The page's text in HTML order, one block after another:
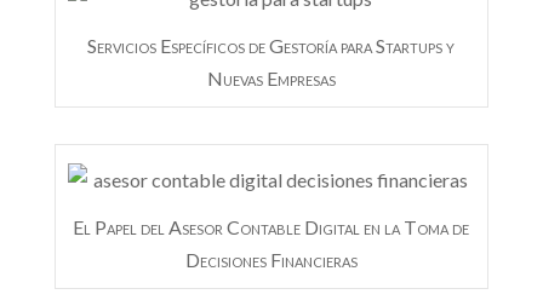
Servicios Específicos de Gestoría para Startups y
Nuevas Empresas
El Papel del Asesor Contable Digital en la Toma de
Decisiones Financieras